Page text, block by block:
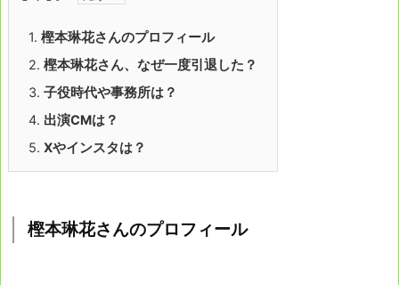
1. 樫本琳花さんのプロフィール
2. 樫本琳花さん、なぜ一度引退した？
3. 子役時代や事務所は？
4. 出演CMは？
5. Xやインスタは？
樫本琳花さんのプロフィール